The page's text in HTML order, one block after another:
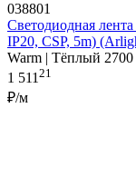
038801
Светодиодная
IP20, CSP, 5m)
Warm | Тёплый
1 51121
₽/м